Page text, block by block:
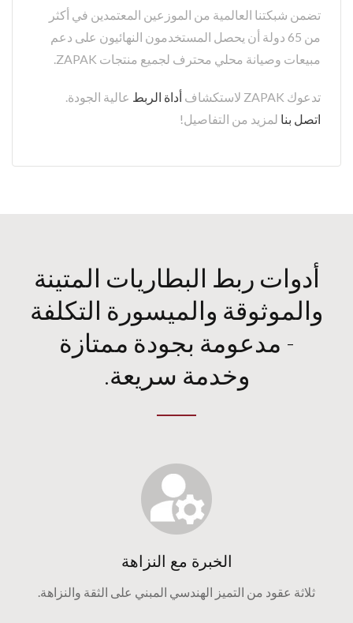
تضمن شبكتنا العالمية من الموزعين المعتمدين في أكثر
من 65 دولة أن يحصل المستخدمون النهائيون على دعم
مبيعات وصيانة محلي محترف لجميع منتجات ZAPAK.
تدعوك ZAPAK لاستكشاف أداة الربط عالية الجودة.
اتصل بنا لمزيد من التفاصيل!
أدوات ربط البطاريات المتينة
والموثوقة والميسورة التكلفة
- مدعومة بجودة ممتازة
وخدمة سريعة.
الخبرة مع النزاهة
ثلاثة عقود من التميز الهندسي المبني على الثقة والنزاهة.